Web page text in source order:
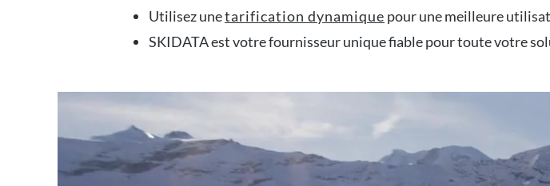
Utilisez unetarification dynamique pour une meilleure
SKIDATA est votre fournisseur unique fiable pour toute votre